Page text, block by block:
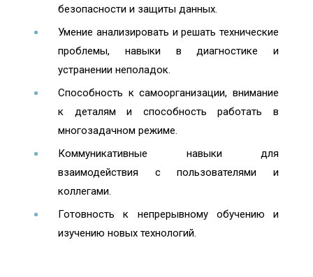
безопасности и защиты данных.
Умение анализировать и решать технические
проблемы, навыки в диагностике и
устранении неполадок.
Способность к самоорганизации, внимание
к деталям и способность работать в
многозадачном режиме.
Коммуникативные навыки для
взаимодействия с пользователями и
коллегами.
Готовность к непрерывному обучению и
изучению новых технологий.